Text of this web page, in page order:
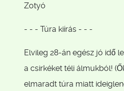
Zotyó
- - - Túra kiírás - - -
Elvileg 28-án egész jó idő
a csirkéket téli álmukból!
elmaradt túra miatt